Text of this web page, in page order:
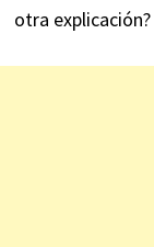
otra explicación?